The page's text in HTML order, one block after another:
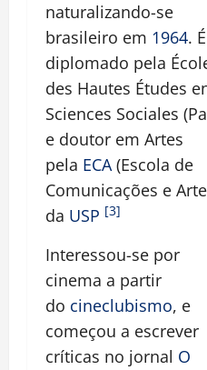
naturalizando-se
brasileiro em 1964. É
diplomado pela
des Hautes Études
Sciences Sociales
e doutor em Artes
pela ECA(Escola de
Comunicações e
da USP [3]
Interessou-se por
cinema a partir
do cineclubismo, e
começou a escrever
críticas no jornal O